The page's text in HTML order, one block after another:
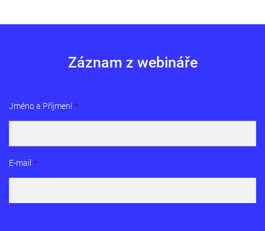
Záznam z webináře
Jméno a Příjmení *
E-mail *